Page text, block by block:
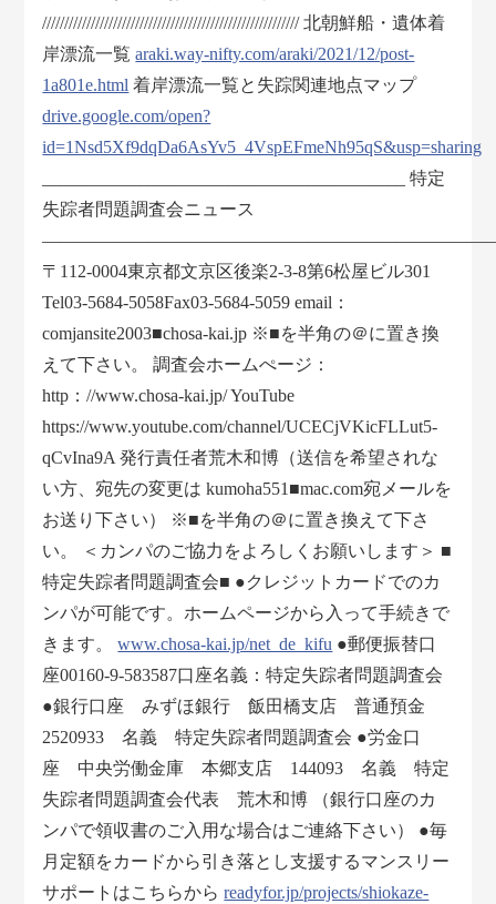
////////////////////////////////////////////////////////// 北朝鮮船・遺体着
岸漂流一覧araki.way-nifty.com/araki/2021/12/post-
1a801e.html 着岸漂流一覧と失踪関連地点マップ
drive.google.com/open?
id=1Nsd5Xf9dqDa6AsYv5_4VspEFmeNh95qS&usp=sharing
_________________________________________ 特定
失踪者問題調査会ニュース
〒112-0004東京都文京区後楽2-3-8第6松屋ビル301
Tel03-5684-5058Fax03-5684-5059 email：
comjansite2003■chosa-kai.jp ※■を半角の＠に置き換
えて下さい。 調査会ホームぺージ：
http：//www.chosa-kai.jp/ YouTube
https://www.youtube.com/channel/UCECjVKicFLLut5-
qCvIna9A 発行責任者荒木和博（送信を希望されな
い方、宛先の変更は kumoha551■mac.com宛メールを
お送り下さい） ※■を半角の＠に置き換えて下さ
い。 ＜カンパのご協力をよろしくお願いします＞ ■
特定失踪者問題調査会■ ●クレジットカードでのカ
ンパが可能です。ホームページから入って手続きで
きます。www.chosa-kai.jp/net_de_kifu ●郵便振替口
座00160-9-583587口座名義：特定失踪者問題調査会
●銀行口座 みずほ銀行 飯田橋支店 普通預金
2520933 名義 特定失踪者問題調査会 ●労金口
座 中央労働金庫 本郷支店 144093 名義 特定
失踪者問題調査会代表 荒木和博 （銀行口座のカ
ンパで領収書のご入用な場合はご連絡下さい） ●毎
月定額をカードから引き落とし支援するマンスリー
サポートはこちらからreadyfor.jp/projects/shiokaze-